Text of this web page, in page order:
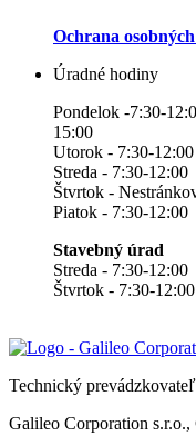
Ochrana
Úradné hodiny
Pondelok -7:30-
15:00
Utorok - 7:30-
Streda - 7:30-
Štvrtok -
Piatok - 7:30-12:00
Stavebný úrad
Streda - 7:30-
Štvrtok - 7:30-
Technický
Galileo Corporation